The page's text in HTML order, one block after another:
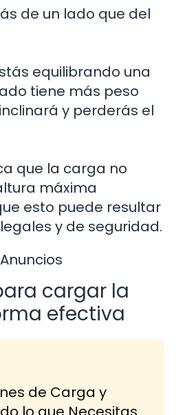
de un lado que del
equilibrando una
tiene más peso
y perderás el
que la carga no
máxima
esto puede resultar
y de seguridad.
Anuncios
cargar la
efectiva
de Carga y